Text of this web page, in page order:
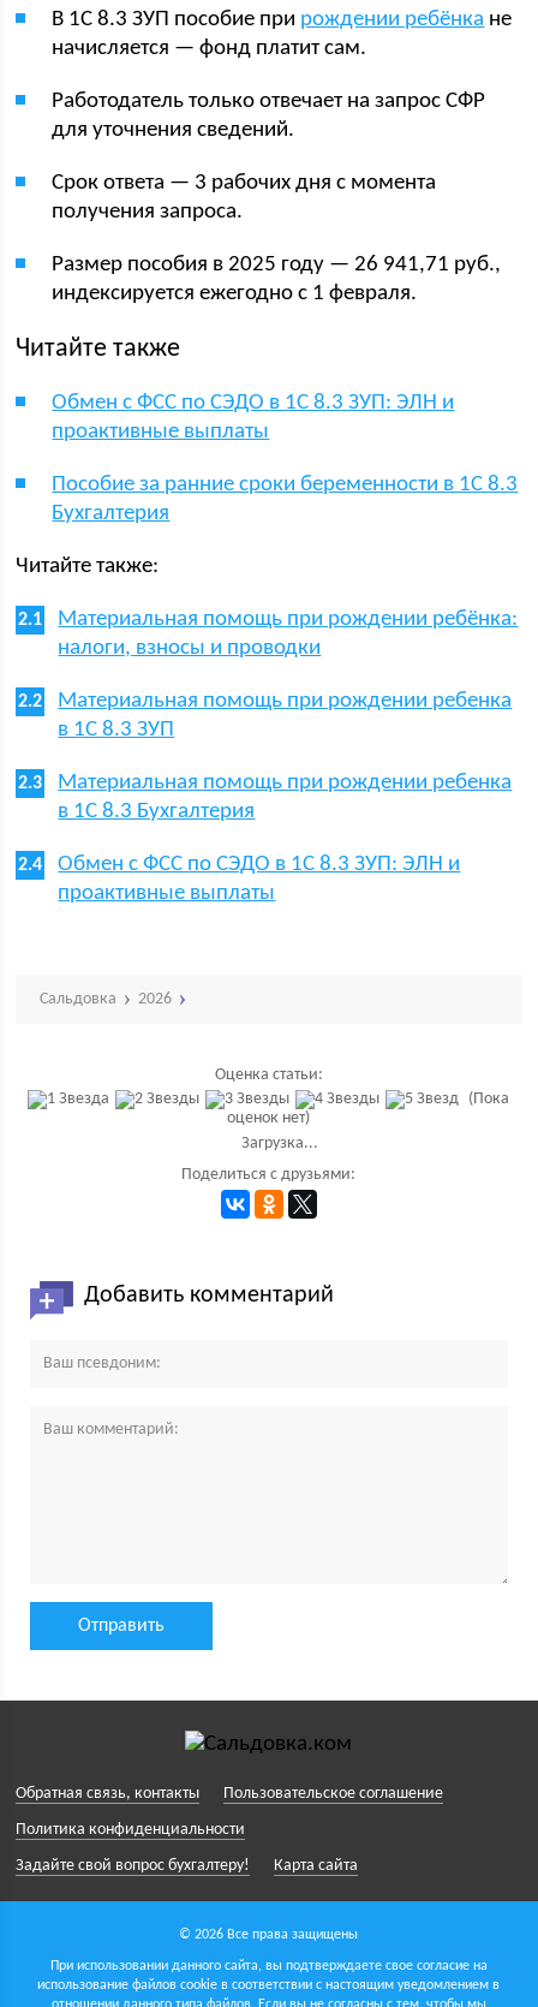
В 1С 8.3 ЗУП пособие при рождении ребёнка не
начисляется — фонд платит сам.
Работодатель только отвечает на запрос СФР
для уточнения сведений.
Срок ответа — 3 рабочих дня с момента
получения запроса.
Размер пособия в 2025 году — 26 941,71 руб.,
индексируется ежегодно с 1 февраля.
Читайте также
Обмен с ФСС по СЭДО в 1С 8.3 ЗУП: ЭЛН и
проактивные выплаты
Пособие за ранние сроки беременности в 1С 8.3
Бухгалтерия
Читайте также:
Материальная помощь при рождении ребёнка:
налоги, взносы и проводки
Материальная помощь при рождении ребенка
в 1С 8.3 ЗУП
Материальная помощь при рождении ребенка
в 1С 8.3 Бухгалтерия
Обмен с ФСС по СЭДО в 1С 8.3 ЗУП: ЭЛН и
проактивные выплаты
Сальдовка 2026
Оценка статьи:
(Пока
оценок нет)
Загрузка...
Поделиться с друзьями:
Добавить комментарий
Обратная связь, контакты
Пользовательское соглашение
Политика конфиденциальности
Задайте свой вопрос бухгалтеру!
Карта сайта
© 2026 Все права защищены
При использовании данного сайта, вы подтверждаете свое согласие на
использование файлов cookie в соответствии с настоящим уведомлением в